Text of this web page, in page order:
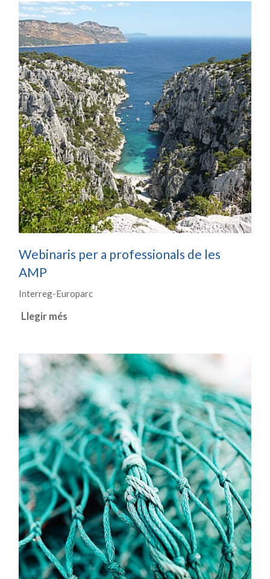
Webinaris per a professionals de les
AMP
Interreg-Europarc
Llegir més